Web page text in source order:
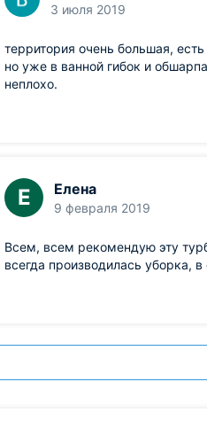
3 июля 2019
территория очень большая,
но уже в ванной гибок и
неплохо.
Е Елена
9 февраля 2019
Всем, всем рекомендую эту
всегда производилась уборка,